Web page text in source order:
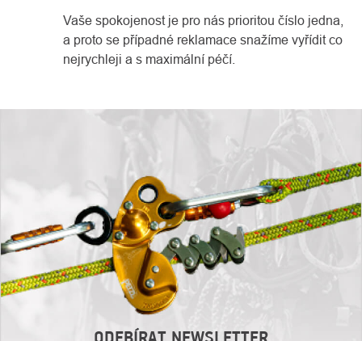
Vaše spokojenost je pro nás prioritou číslo jedna,
a proto se případné reklamace snažíme vyřídit co
nejrychleji a s maximální péčí.